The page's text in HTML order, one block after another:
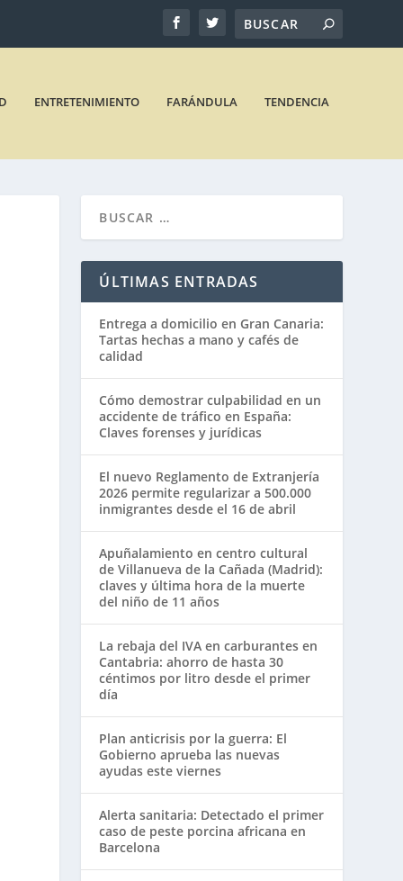
ENTRETENIMIENTO FARÁNDULA TENDENCIA
ÚLTIMAS ENTRADAS
Entrega a domicilio en Gran Canaria:
Tartas hechas a mano y cafés de
calidad
Cómo demostrar culpabilidad en un
accidente de tráfico en España:
Claves forenses y jurídicas
El nuevo Reglamento de Extranjería
2026 permite regularizar a 500.000
inmigrantes desde el 16 de abril
Apuñalamiento en centro cultural
de Villanueva de la Cañada (Madrid):
claves y última hora de la muerte
del niño de 11 años
La rebaja del IVA en carburantes en
Cantabria: ahorro de hasta 30
céntimos por litro desde el primer
día
Plan anticrisis por la guerra: El
Gobierno aprueba las nuevas
ayudas este viernes
Alerta sanitaria: Detectado el primer
caso de peste porcina africana en
Barcelona